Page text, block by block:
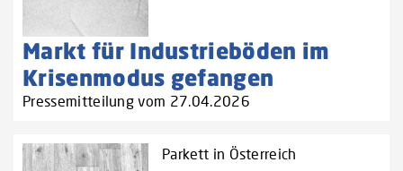
Markt für Industrieböden im
Krisenmodus gefangen
Pressemitteilung vom 27.04.2026
Parkett in Österreich